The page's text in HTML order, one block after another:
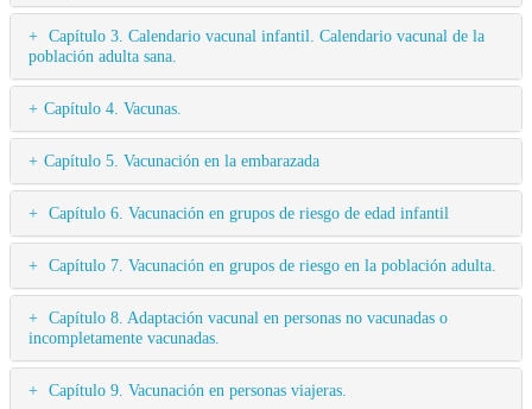
Capítulo 3. Calendario vacunal infantil. Calendario vacunal de la
población adulta sana.
Capítulo 4. Vacunas.
Capítulo 5. Vacunación en la embarazada
Capítulo 6. Vacunación en grupos de riesgo de edad infantil
Capítulo 7. Vacunación en grupos de riesgo en la población adulta.
Capítulo 8. Adaptación vacunal en personas no vacunadas o
incompletamente vacunadas.
Capítulo 9. Vacunación en personas viajeras.